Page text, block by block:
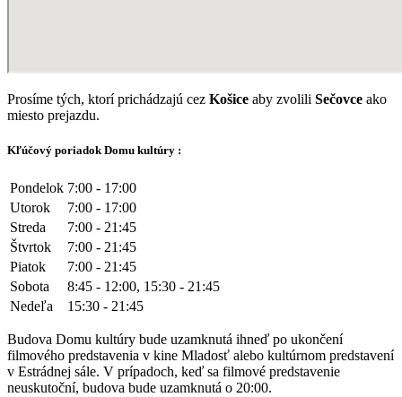
Prosíme tých, ktorí prichádzajú cez Košice aby zvolili Sečovce ako
miesto prejazdu.
Kľúčový poriadok Domu kultúry :
Pondelok 7:00 - 17:00
Utorok
7:00 - 17:00
Streda
7:00 - 21:45
Štvrtok
7:00 - 21:45
Piatok
7:00 - 21:45
Sobota
8:45 - 12:00, 15:30 - 21:45
Nedeľa
15:30 - 21:45
Budova Domu kultúry bude uzamknutá ihneď po ukončení
filmového predstavenia v kine Mladosť alebo kultúrnom predstavení
v Estrádnej sále. V prípadoch, keď sa filmové predstavenie
neuskutoční, budova bude uzamknutá o 20:00.